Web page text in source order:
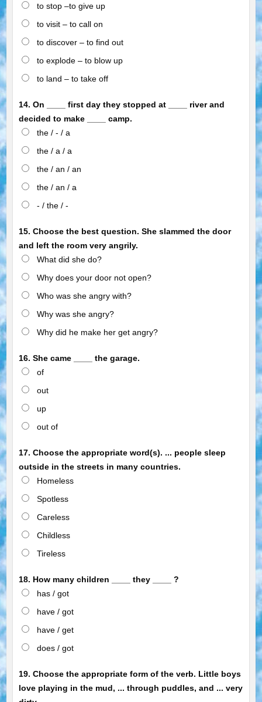
to stop –to give up
to visit – to call on
to discover – to find out
to explode – to blow up
to land – to take off
14. On ____ first day they stopped at ____ river and
decided to make ____ camp.
the / - / a
the / a / a
the / an / an
the / an / a
- / the / -
15. Choose the best question. She slammed the door
and left the room very angrily.
What did she do?
Why does your door not open?
Who was she angry with?
Why was she angry?
Why did he make her get angry?
16. She came ____ the garage.
of
out
up
out of
17. Choose the appropriate word(s). ... people sleep
outside in the streets in many countries.
Homeless
Spotless
Careless
Childless
Tireless
18. How many children ____ they ____ ?
has / got
have / got
have / get
does / got
19. Choose the appropriate form of the verb. Little boys
love playing in the mud, ... through puddles, and ... very